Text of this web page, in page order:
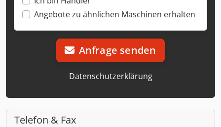
Angebote zu ähnlichen Maschinen erhalten
Anfrage senden
Datenschutzerklärung
Telefon & Fax